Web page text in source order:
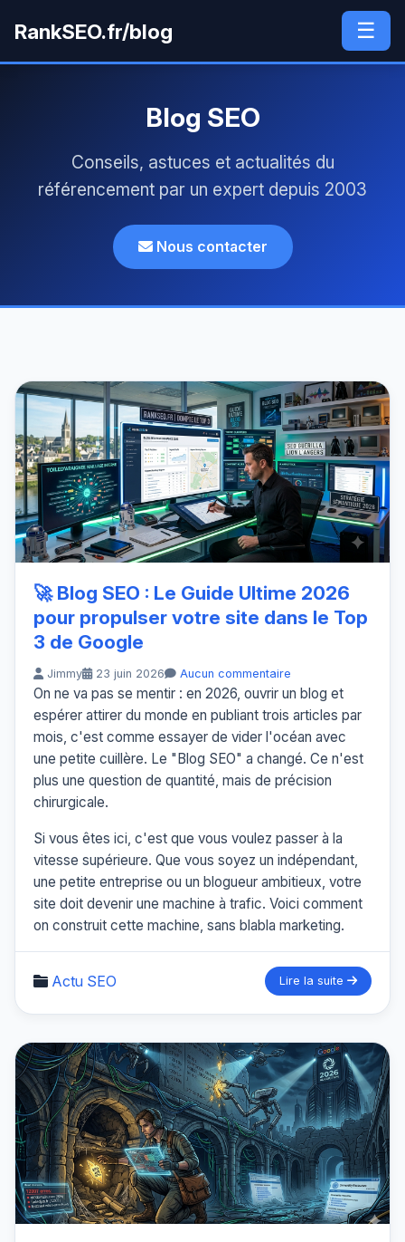
RankSEO.fr/blog ☰
Blog SEO
Conseils, astuces et actualités du
référencement par un expert depuis 2003
Nous contacter
🚀 Blog SEO : Le Guide Ultime 2026
pour propulser votre site dans le Top
3 de Google
Jimmy 23 juin 2026 Aucun commentaire
On ne va pas se mentir : en 2026, ouvrir un blog et
espérer attirer du monde en publiant trois articles par
mois, c'est comme essayer de vider l'océan avec
une petite cuillère. Le "Blog SEO" a changé. Ce n'est
plus une question de quantité, mais de précision
chirurgicale.
Si vous êtes ici, c'est que vous voulez passer à la
vitesse supérieure. Que vous soyez un indépendant,
une petite entreprise ou un blogueur ambitieux, votre
site doit devenir une machine à trafic. Voici comment
on construit cette machine, sans blabla marketing.
Actu SEO Lire la suite